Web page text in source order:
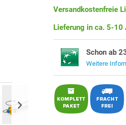
Versandkostenfreie
Lieferung in ca. 5-10
Schon ab
Weitere